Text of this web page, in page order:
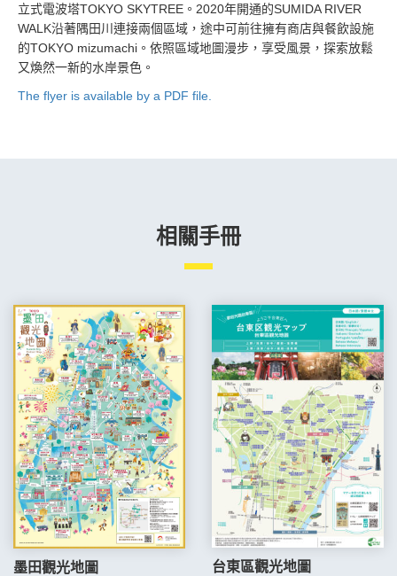
立式電波塔TOKYO SKYTREE。2020年開通的SUMIDA RIVER
WALK沿著隅田川連接兩個區域，途中可前往擁有商店與餐飲設施
的TOKYO mizumachi。依照區域地圖漫步，享受風景，探索放鬆
又煥然一新的水岸景色。
The flyer is available by a PDF file.
相關手冊
墨田觀光地圖 台東區觀光地圖